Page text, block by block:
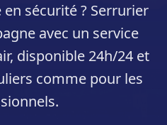
sécurité ? Serrurier
avec un service
disponible 24h/24 et
comme pour les